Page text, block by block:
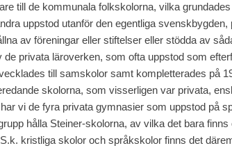
till de kommunala folkskolorna, vilka
uppstod utanför den egentliga
av föreningar eller stiftelser eller stödda av
de privata läroverken, som ofta uppstod som
till samskolor samt kompletterades på
skolorna, som visserligen var privata,
vi de fyra privata gymnasier som uppstod på
hålla Steiner-skolorna, av vilka det bara
kristliga skolor och språkskolor finns det